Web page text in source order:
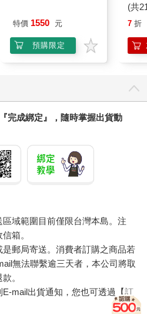
特價 1550 元
預購限定
(共
7 折
完成綁定』，隨時掌握出貨動
域範圍目前僅限台灣本島。注
箱。
郵局寄送。消費者訂購之商品若
無法聯繫逾三天者，本公司將取
。
mail出貨通知，您也可透過【訂